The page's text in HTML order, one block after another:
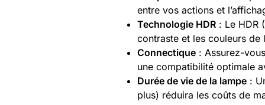
entre vos actions et
Technologie HDR : Le HDR
contraste et les couleurs de
Connectique : Assurez-
une compatibilité optimale
Durée de vie de la lampe :
plus) réduira les coûts de